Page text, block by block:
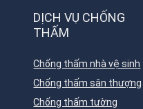
DỊCH VỤ CHỐNG
THẤM
Chống thấm nhà vệ sinh
Chống thấm sân thượng
Chống thấm tường